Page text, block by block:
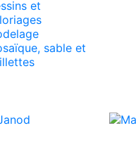
et
sable et